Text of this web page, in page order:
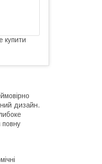
купити
дизайн.
повну